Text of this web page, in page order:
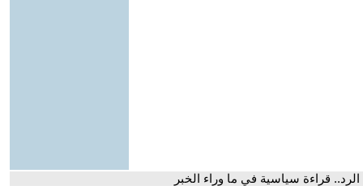
قراءة سياسية في ما وراء الخبر